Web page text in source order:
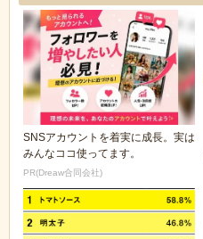
SNSアカウントを着実に成長。実は
みんなココ使ってます。
PR(Dreaw合同会社)